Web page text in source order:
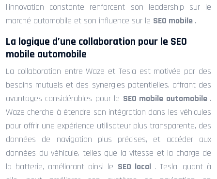
l’innovation constante renforcent son leadership sur le
marché automobile et son influence sur le SEO mobile .
La logique d’une collaboration pour le SEO
mobile automobile
La collaboration entre Waze et Tesla est motivée par des
besoins mutuels et des synergies potentielles, offrant des
avantages considérables pour le SEO mobile automobile .
Waze cherche à étendre son intégration dans les véhicules
pour offrir une expérience utilisateur plus transparente, des
données de navigation plus précises, et accéder aux
données du véhicule, telles que la vitesse et la charge de
la batterie, améliorant ainsi le SEO local . Tesla, quant à